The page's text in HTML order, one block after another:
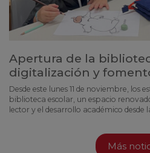
Apertura de la
digitalización y
Desde este lunes 11 de noviembre, los
biblioteca escolar, un espacio
lector y el desarrollo académico desde
Más